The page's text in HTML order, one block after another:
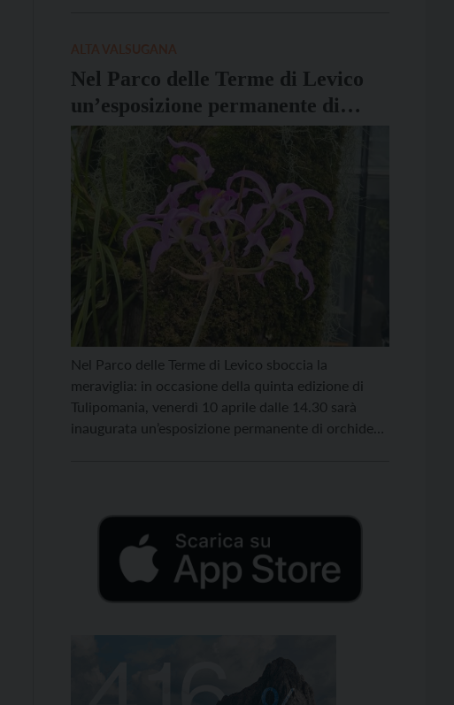
Nel Parco delle Terme di Levico
un’esposizione permanente di
orchidee rare
Nel Parco delle Terme di Levico sboccia la
meraviglia: in occasione della quinta edizione di
Tulipomania, venerdì 10 aprile dalle 14.30 sarà
inaugurata un’esposizione permanente di orchidee
imperdibile per appassionati, curiosi […]